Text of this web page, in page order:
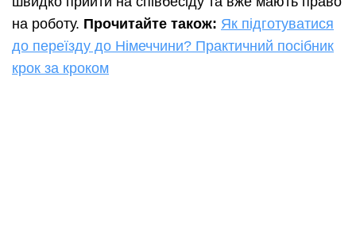
на роботу. Прочитайте також: Як підготуватися
до переїзду до Німеччини? Практичний посібник
крок за кроком